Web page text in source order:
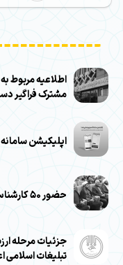
اطلاعیه مربوط
مشترک فراگیر
اپلیکیشن
حضور ۵۰ کارشناس در نخستین رویداد منطقه‌ای قرآنی
جزئیات مرحله
تبلیغات اسلامی